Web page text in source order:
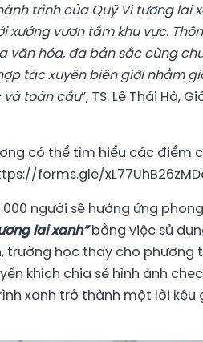
trình của Quỹ Vì tương lai
xướng vươn tầm khu vực.
văn hóa, đa bản sắc cùng
tác xuyên biên giới nhằm
và toàn cầu”, TS. Lê Thái Hà,
có thể tìm hiểu các điểm
forms.gle/
người sẽ hưởng ứng
lai xanh”bằng việc sử
học thay cho phương
khích chia sẻ hình ảnh
xanh trở thành một lời